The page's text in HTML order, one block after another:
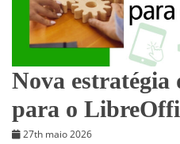
Nova estratégia
para o
27th maio 2026